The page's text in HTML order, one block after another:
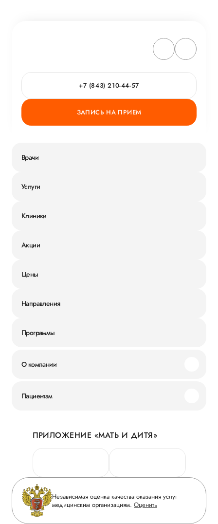
+7 (843) 210-44-57
ЗАПИСЬ НА ПРИЕМ
Врачи
Услуги
Клиники
Акции
Цены
Направления
Программы
О компании
Новости
Руководство
Сотрудничество
Инвесторам
Журнал «Мать и дитя»
Пациентам
Личный кабинет
Персональные данные
Горячая линия качества
Вопрос-ответ
Приложение пациента
Статьи
ПРИЛОЖЕНИЕ «МАТЬ И ДИТЯ»
Независимая оценка качества оказания услуг
медицинским организациям. Оценить